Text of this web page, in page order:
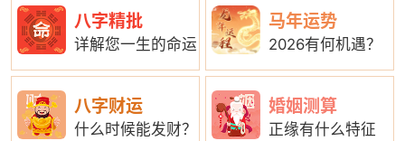
八字精批
详解您一生的命运
马年运势
2026有何机遇？
八字财运
什么时候能发财？
婚姻测算
正缘有什么特征